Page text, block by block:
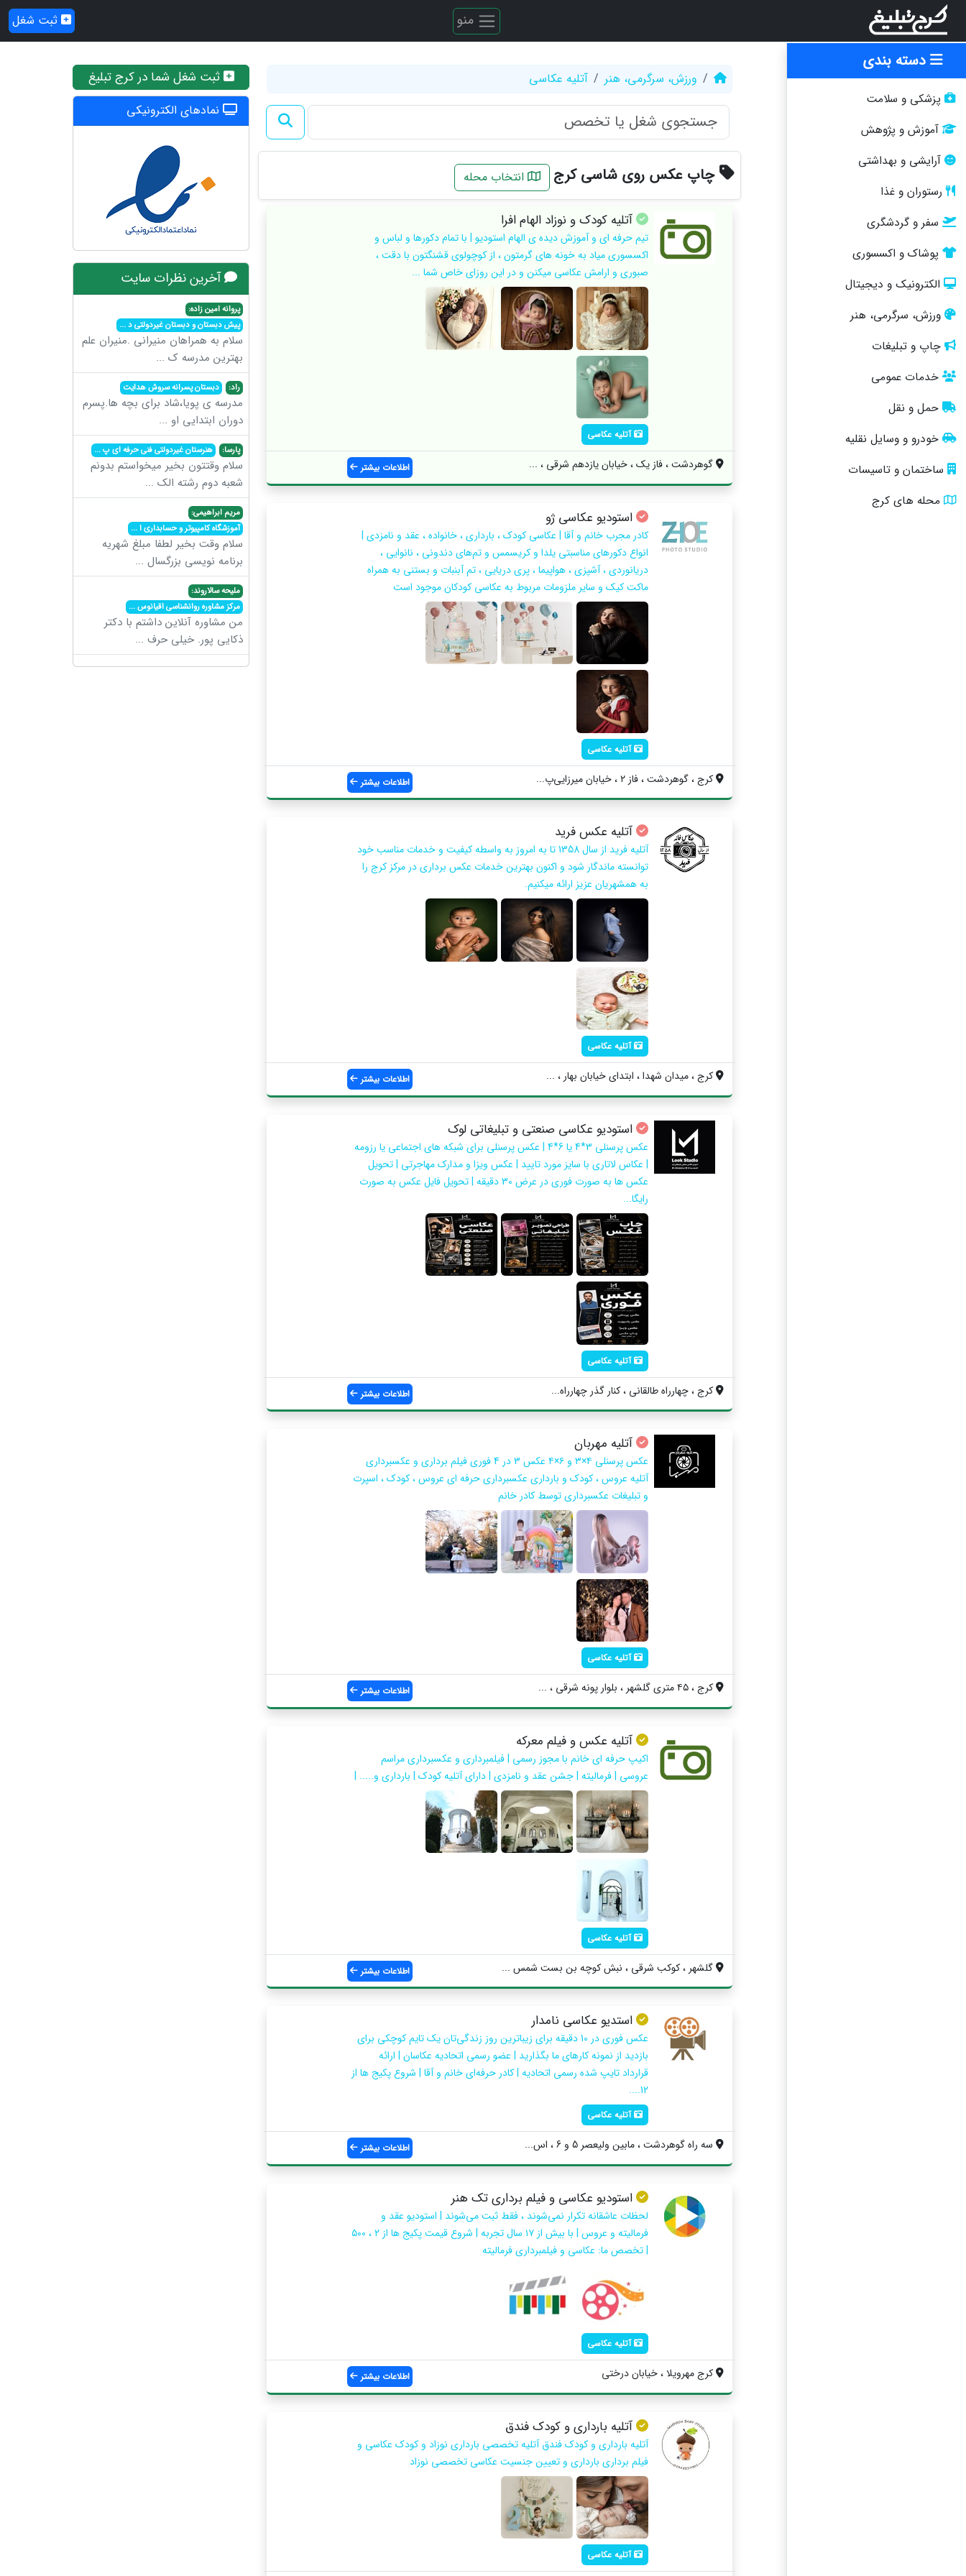
منو ثبت شغل
دسته بندی
پزشکی و سلامت
آموزش و پژوهش
آرایشی و بهداشتی
رستوران و غذا
سفر و گردشگری
پوشاک و اکسسوری
الکترونیک و دیجیتال
ورزش، سرگرمی، هنر
چاپ و تبلیغات
خدمات عمومی
حمل و نقل
خودرو و وسایل نقلیه
ساختمان و تاسیسات
محله های کرج
ورزش، سرگرمی، هنر آتلیه عکاسی
چاپ عکس روی شاسی کرج انتخاب محله
آتلیه کودک و نوزاد الهام افرا
تیم حرفه ای و آموزش دیده ی الهام استودیو | با تمام دکورها و لباس و
اکسسوری میاد به خونه های گرمتون ، از کوچولوی قشنگتون با دقت ،
صبوری و ارامش عکاسی میکنن و در این روزای خاص شما ...
آتلیه عکاسی
گوهردشت ، فاز یک ، خیابان یازدهم شرقی ، ... اطلاعات بیشتر
استودیو عکاسی ژو
کادر مجرب خانم و آقا | عکاسی کودک ، بارداری ، خانواده ، عقد و نامزدی |
انواع دکورهای مناسبتی یلدا و کریسمس و تم‌های دندونی ، نانوایی ،
دریانوردی ، آشپزی ، هواپیما ، پری دریایی ، تم آبنبات و بستنی به همراه
ماکت کیک و سایر ملزومات مربوط به عکاسی کودکان موجود است
آتلیه عکاسی
کرج ، گوهردشت ، فاز ۲ ، خیابان میرزایی‌پ... اطلاعات بیشتر
آتلیه عکس فرید
آتلیه فرید از سال 1358 تا به امروز به واسطه کیفیت و خدمات مناسب خود
توانسته ماندگار شود و اکنون بهترین خدمات عکس برداری در مرکز کرج را
به همشهریان عزیز ارائه میکنیم.
آتلیه عکاسی
کرج ، میدان شهدا ، ابتدای خیابان بهار ، ... اطلاعات بیشتر
استودیو عکاسی صنعتی و تبلیغاتی لوک
عکس پرسنلی 3*4 یا 6*4 | عکس پرسنلی برای شبکه های اجتماعی یا رزومه
| عکاس لاتاری با سایز مورد تایید | عکس ویزا و مدارک مهاجرتی | تحویل
عکس ها به صورت فوری در عرض 30 دقیقه | تحویل فایل عکس به صورت
رایگا...
آتلیه عکاسی
کرج ، چهارراه طالقانی ، کنار گذر چهارراه... اطلاعات بیشتر
آتلیه مهربان
عکس پرسنلی ۴×۳ و ۶×۴ عکس 3 در 4 فوری فیلم برداری و عکسبرداری
آتلیه عروس ، کودک و بارداری عکسبرداری حرفه ای عروس ، کودک ، اسپرت
و تبلیغات عکسبرداری توسط کادر خانم
آتلیه عکاسی
کرج ، ۴۵ متری گلشهر ، بلوار پونه شرقی ، ... اطلاعات بیشتر
آتلیه عکس و فیلم معرکه
اکیپ حرفه ای خانم با مجوز رسمی | فیلمبرداری و عکسبرداری مراسم
عروسی | فرمالیته | جشن عقد و نامزدی | دارای آتلیه کودک | بارداری و..... |
آتلیه عکاسی
گلشهر ، کوکب شرقی ، نبش کوچه بن بست شمس ... اطلاعات بیشتر
استدیو عکاسی نامدار
عکس فوری در 10 دقیقه برای زیباترین روز زندگی‌تان یک تایم کوچکی برای
بازدید از نمونه کارهای ما بگذارید | عضو رسمی اتحادیه عکاسان | ارائه
قرارداد تایپ شده رسمی اتحادیه | کادر حرفه‌ای خانم و آقا | شروع پکیج ها از
12....
آتلیه عکاسی
سه راه گوهردشت ، مابین ولیعصر 5 و 6 ، اس... اطلاعات بیشتر
استودیو عکاسی و فیلم برداری تک هنر
لحظات عاشقانه تکرار نمی‌شوند ، فقط ثبت می‌شوند | استودیو عقد و
فرمالیته و عروس | با بیش از ۱۷ سال تجربه | شروع قیمت پکیج ها از ۲ ، ۵۰۰
| تخصص ما: عکاسی و فیلمبرداری فرمالیته
آتلیه عکاسی
کرج مهرویلا ، خیابان درختی اطلاعات بیشتر
آتلیه بارداری و کودک فندق
آتلیه بارداری و کودک فندق آتلیه تخصصی بارداری نوزاد و کودک عکاسی و
فیلم برداری بارداری و تعیین جنسیت عکاسی تخصصی نوزاد
آتلیه عکاسی
ثبت شغل شما در کرج تبلیغ
نمادهای الکترونیکی
آخرین نظرات سایت
پروانه امین زاده:
پیش دبستان و دبستان غیردولتی د...
سلام به همراهان منیرانی .منیران علم
بهترین مدرسه ک ...
راد: دبستان پسرانه سروش هدایت
مدرسه ی پویا،شاد برای بچه ها.پسرم
دوران ابتدایی او ...
پارسا: هنرستان غیردولتی فنی حرفه ای پ...
سلام وقتتون بخیر میخواستم بدونم
شعبه دوم رشته الک ...
مریم ابراهیمی:
آموزشگاه کامپیوتر و حسابداری ا...
سلام وقت بخیر لطفا مبلغ شهریه
برنامه نویسی بزرگسال ...
ملیحه سالاروند:
مرکز مشاوره روانشناسی اقیانوس...
من مشاوره آنلاین داشتم با دکتر
ذکایی پور. خیلی حرف ...